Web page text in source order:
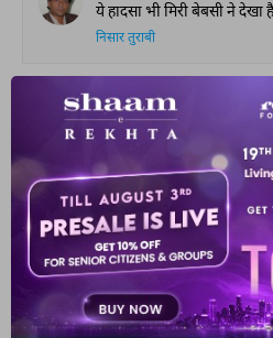
ये हादसा भी मिरी बेबसी ने देखा है
निसार तुराबी
बाहर का माहौल तो हम को
शाम से इक दिन घर में रह कर
SHOW MORE